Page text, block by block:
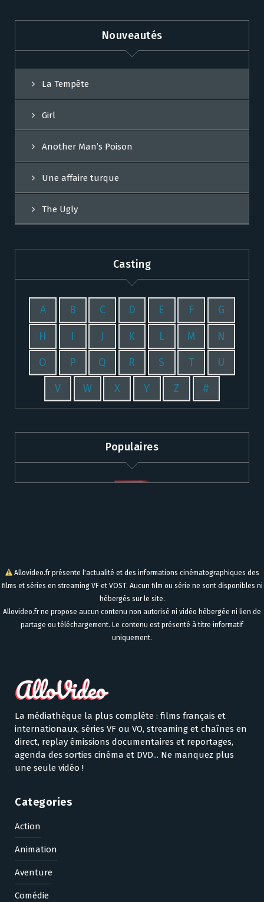
Nouveautés
La Tempête
Girl
Another Man’s Poison
Une affaire turque
The Ugly
Casting
A B C D E F G
H I J K L M N
O P Q R S T U
V W X Y Z #
Populaires
Allovideo.fr présente l'actualité et des informations cinématographiques des
films et séries en streaming VF et VOST. Aucun film ou série ne sont disponibles ni
hébergés sur le site.
Allovideo.fr ne propose aucun contenu non autorisé ni vidéo hébergée ni lien de
partage ou téléchargement. Le contenu est présenté à titre informatif
uniquement.
La médiathèque la plus complète : films français et
internationaux, séries VF ou VO, streaming et chaînes en
direct, replay émissions documentaires et reportages,
agenda des sorties cinéma et DVD... Ne manquez plus
une seule vidéo !
Categories
Action
Animation
Aventure
Comédie